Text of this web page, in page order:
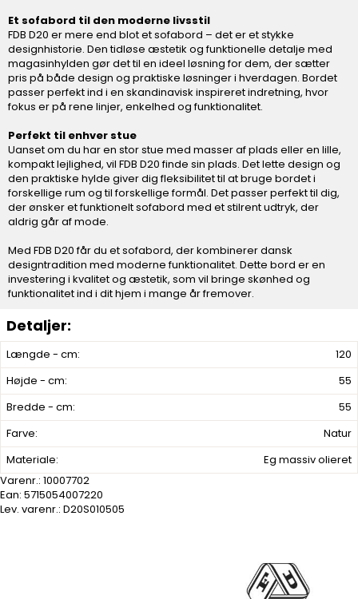
Længde - cm:
120
Højde - cm:
55
Bredde - cm:
55
Farve:
Natur
Materiale:
Eg massiv olieret
Varenr.: 10007702
Ean: 5715054007220
Lev. varenr.: D20S010505
Et sofabord til den moderne livsstil
FDB D20 er mere end blot et sofabord – det er et stykke
designhistorie. Den tidløse æstetik og funktionelle detalje med
magasinhylden gør det til en ideel løsning for dem, der sætter
pris på både design og praktiske løsninger i hverdagen. Bordet
passer perfekt ind i en skandinavisk inspireret indretning, hvor
fokus er på rene linjer, enkelhed og funktionalitet.
Perfekt til enhver stue
Uanset om du har en stor stue med masser af plads eller en lille,
kompakt lejlighed, vil FDB D20 finde sin plads. Det lette design og
den praktiske hylde giver dig fleksibilitet til at bruge bordet i
forskellige rum og til forskellige formål. Det passer perfekt til dig,
der ønsker et funktionelt sofabord med et stilrent udtryk, der
aldrig går af mode.
Med FDB D20 får du et sofabord, der kombinerer dansk
designtradition med moderne funktionalitet. Dette bord er en
investering i kvalitet og æstetik, som vil bringe skønhed og
funktionalitet ind i dit hjem i mange år fremover.